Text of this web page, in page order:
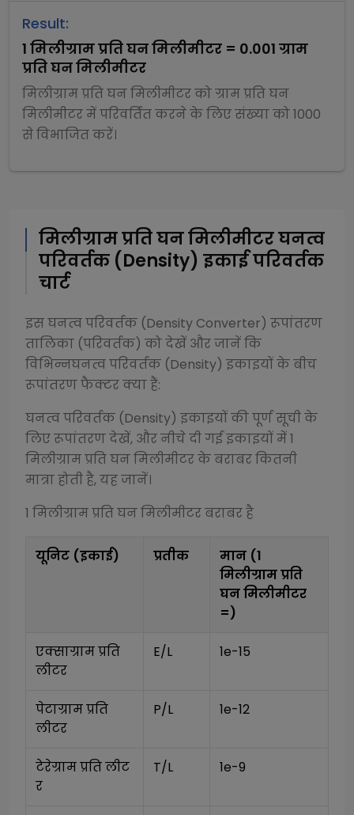
Result:
1 मिलीग्राम प्रति घन मिलीमीटर = 0.001 ग्राम
प्रति घन मिलीमीटर
मिलीग्राम प्रति घन मिलीमीटरकोग्राम प्रति घन
मिलीमीटरमें परिवर्तित करने के लिए संख्या को1000
सेविभाजितकरें।
मिलीग्राम प्रति घन मिलीमीटरघनत्व
परिवर्तक (Density) इकाई परिवर्तक
चार्ट
इसघनत्व परिवर्तक (Density Converter) रूपांतरण
तालिका (परिवर्तक) को देखें और जानें कि
विभिन्नघनत्व परिवर्तक (Density) इकाइयों के बीच
रूपांतरण फैक्टर क्या हैं:
घनत्व परिवर्तक (Density) इकाइयों की पूर्ण सूची के
लिए रूपांतरण देखें, और नीचे दी गई इकाइयों में 1
मिलीग्राम प्रति घन मिलीमीटरके बराबर कितनी
मात्रा होती है, यह जानें।
1 मिलीग्राम प्रति घन मिलीमीटरबराबर है
यूनिट (इकाई) प्रतीक
मान (1
मिलीग्राम प्रति
घन मिलीमीटर
=)
एक्साग्राम प्रति
लीटर
E/L 1e-15
पेटाग्राम प्रति
लीटर
P/L 1e-12
टेरेग्राम प्रति लीट
र
T/L 1e-9